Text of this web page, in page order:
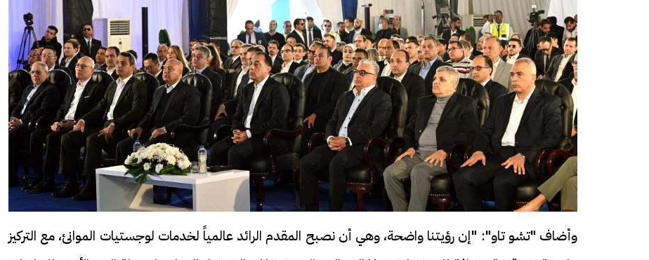
وأضاف "تشو تاو": "إن رؤيتنا واضحة، وهي أن نصبح المقدم الرائد عالمياً لخدمات لوجستيات الموانئ، مع التركيز
افتتاح أكبر صرح ديني في القوصية..
تحفة معمارية بتكلفة تجاوزت 20
مليون جنيه
ابني بطل وفخورة بيه.. أول ظهور لـ
عماد سائق التريلا مع والدته بعد
تصدره التريند| فيديو
سائق التريلا يمنع كارثة فى اللحظات
الأخيرة .. أنقذ "جامبو"محملة
بالقطن على الطريق السريع| فيديو